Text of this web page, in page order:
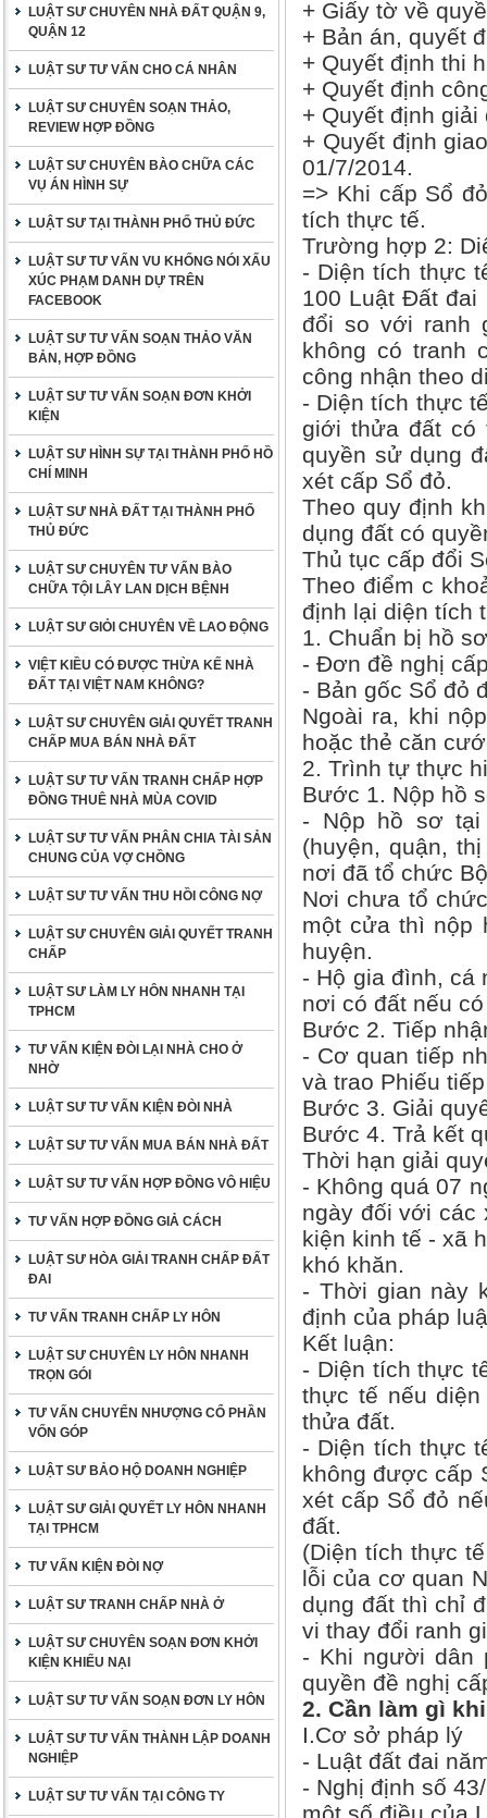
LUẬT SƯ CHUYÊN NHÀ ĐẤT QUẬN 9,
QUẬN 12
LUẬT SƯ TƯ VẤN CHO CÁ NHÂN
LUẬT SƯ CHUYÊN SOẠN THẢO,
REVIEW HỢP ĐỒNG
LUẬT SƯ CHUYÊN BÀO CHỮA CÁC
VỤ ÁN HÌNH SỰ
LUẬT SƯ TẠI THÀNH PHỐ THỦ ĐỨC
LUẬT SƯ TƯ VẤN VU KHỐNG NÓI XẤU
XÚC PHẠM DANH DỰ TRÊN
FACEBOOK
LUẬT SƯ TƯ VẤN SOẠN THẢO VĂN
BẢN, HỢP ĐỒNG
LUẬT SƯ TƯ VẤN SOẠN ĐƠN KHỞI
KIỆN
LUẬT SƯ HÌNH SỰ TẠI THÀNH PHỐ HỒ
CHÍ MINH
LUẬT SƯ NHÀ ĐẤT TẠI THÀNH PHỐ
THỦ ĐỨC
LUẬT SƯ CHUYÊN TƯ VẤN BÀO
CHỮA TỘI LÂY LAN DỊCH BỆNH
LUẬT SƯ GIỎI CHUYÊN VỀ LAO ĐỘNG
VIỆT KIỀU CÓ ĐƯỢC THỪA KẾ NHÀ
ĐẤT TẠI VIỆT NAM KHÔNG?
LUẬT SƯ CHUYÊN GIẢI QUYẾT TRANH
CHẤP MUA BÁN NHÀ ĐẤT
LUẬT SƯ TƯ VẤN TRANH CHẤP HỢP
ĐỒNG THUÊ NHÀ MÙA COVID
LUẬT SƯ TƯ VẤN PHÂN CHIA TÀI SẢN
CHUNG CỦA VỢ CHỒNG
LUẬT SƯ TƯ VẤN THU HỒI CÔNG NỢ
LUẬT SƯ CHUYÊN GIẢI QUYẾT TRANH
CHẤP
LUẬT SƯ LÀM LY HÔN NHANH TẠI
TPHCM
TƯ VẤN KIỆN ĐÒI LẠI NHÀ CHO Ở
NHỜ
LUẬT SƯ TƯ VẤN KIỆN ĐÒI NHÀ
LUẬT SƯ TƯ VẤN MUA BÁN NHÀ ĐẤT
LUẬT SƯ TƯ VẤN HỢP ĐỒNG VÔ HIỆU
TƯ VẤN HỢP ĐỒNG GIẢ CÁCH
LUẬT SƯ HÒA GIẢI TRANH CHẤP ĐẤT
ĐAI
TƯ VẤN TRANH CHẤP LY HÔN
LUẬT SƯ CHUYÊN LY HÔN NHANH
TRỌN GÓI
TƯ VẤN CHUYỂN NHƯỢNG CỔ PHẦN
VỐN GÓP
LUẬT SƯ BẢO HỘ DOANH NGHIỆP
LUẬT SƯ GIẢI QUYẾT LY HÔN NHANH
TẠI TPHCM
TƯ VẤN KIỆN ĐÒI NỢ
LUẬT SƯ TRANH CHẤP NHÀ Ở
LUẬT SƯ CHUYÊN SOẠN ĐƠN KHỞI
KIỆN KHIẾU NẠI
LUẬT SƯ TƯ VẤN SOẠN ĐƠN LY HÔN
LUẬT SƯ TƯ VẤN THÀNH LẬP DOANH
NGHIỆP
LUẬT SƯ TƯ VẤN TẠI CÔNG TY
+ Giấy tờ về
+ Bản án, quyết
+ Quyết định thi
+ Quyết định
+ Quyết định
+ Quyết định
01/7/2014.
=> Khi cấp Sổ
tích thực tế.
Trường hợp 2:
- Diện tích thực
100 Luật Đất đai
đổi so với ranh
không có tranh
công nhận theo
- Diện tích thực
giới thửa đất có
quyền sử dụng
xét cấp Sổ đỏ.
Theo quy định
dụng đất có
Thủ tục cấp đổi
Theo điểm c
định lại diện tích
1. Chuẩn bị hồ sơ
- Đơn đề nghị
- Bản gốc Sổ đỏ
Ngoài ra, khi
hoặc thẻ căn
2. Trình tự thực
Bước 1. Nộp hồ
- Nộp hồ sơ tại
(huyện, quận,
nơi đã tổ chức
Nơi chưa tổ
một cửa thì nộp
huyện.
- Hộ gia đình, cá
nơi có đất nếu
Bước 2. Tiếp
- Cơ quan tiếp
và trao Phiếu
Bước 3. Giải
Bước 4. Trả kết
Thời hạn giải
- Không quá 07
ngày đối với các
kiện kinh tế - xã
khó khăn.
- Thời gian này
định của pháp
Kết luận:
- Diện tích thực
thực tế nếu
thửa đất.
- Diện tích thực
không được cấp
xét cấp Sổ đỏ
đất.
(Diện tích thực
lỗi của cơ quan
dụng đất thì chỉ
vi thay đổi ranh
- Khi người dân
quyền đề nghị
2. Cần làm gì
I.Cơ sở pháp lý
- Luật đất đai
- Nghị định số